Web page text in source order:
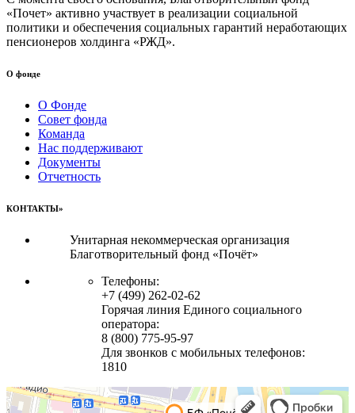
«Почет» активно участвует в реализации социальной
политики и обеспечения социальных гарантий неработающих
пенсионеров холдинга «РЖД».
О фонде
О Фонде
Совет фонда
Команда
Нас поддерживают
Документы
Отчетность
КОНТАКТЫ»
Унитарная некоммерческая организация
Благотворительный фонд «Почёт»
Телефоны:
+7 (499) 262-02-62
Горячая линия Единого социального
оператора:
8 (800) 775-95-97
Для звонков с мобильных телефонов:
1810